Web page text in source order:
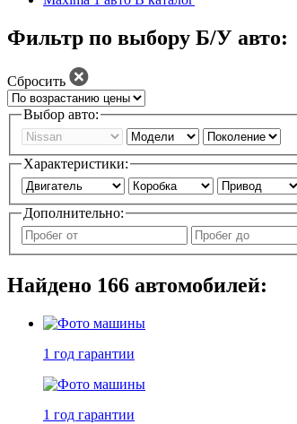
Фильтр по выбору Б/У авто:
Сбросить
Выбор авто:
Характеристики:
Дополнительно:
Найдено 166 автомобилей:
1 год гарантии
1 год гарантии